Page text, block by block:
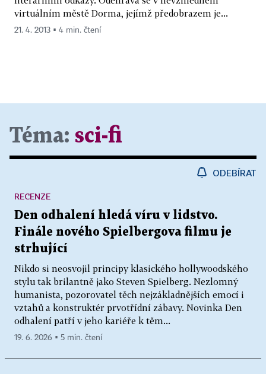
virtuálním městě Dorma, jejímž předobrazem je...
21. 4. 2013 ▪ 4 min. čtení
Téma: sci-fi
ODEBÍRAT
Den odhalení hledá víru v lidstvo.
Finále nového Spielbergova filmu je
strhující
Nikdo si neosvojil principy klasického hollywoodského
stylu tak brilantně jako Steven Spielberg. Nezlomný
humanista, pozorovatel těch nejzákladnějších emocí i
vztahů a konstruktér prvotřídní zábavy. Novinka Den
odhalení patří v jeho kariéře k těm...
RECENZE
19. 6. 2026 ▪ 5 min. čtení